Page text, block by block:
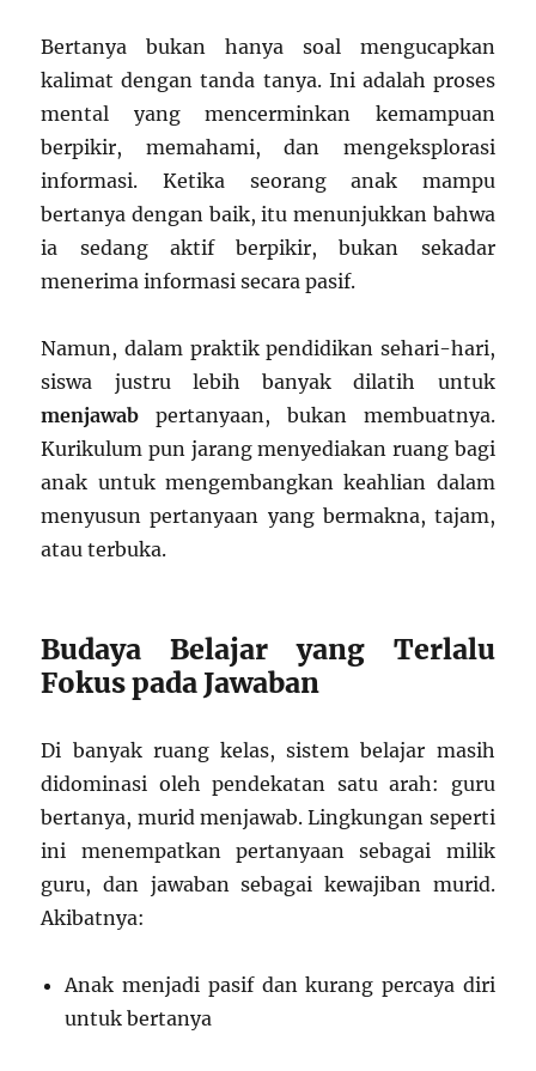
Bertanya bukan hanya soal mengucapkan
kalimat dengan tanda tanya. Ini adalah proses
mental yang mencerminkan kemampuan
berpikir, memahami, dan mengeksplorasi
informasi. Ketika seorang anak mampu
bertanya dengan baik, itu menunjukkan bahwa
ia sedang aktif berpikir, bukan sekadar
menerima informasi secara pasif.
Namun, dalam praktik pendidikan sehari-hari,
siswa justru lebih banyak dilatih untuk
menjawab pertanyaan, bukan membuatnya.
Kurikulum pun jarang menyediakan ruang bagi
anak untuk mengembangkan keahlian dalam
menyusun pertanyaan yang bermakna, tajam,
atau terbuka.
Budaya Belajar yang Terlalu
Fokus pada Jawaban
Di banyak ruang kelas, sistem belajar masih
didominasi oleh pendekatan satu arah: guru
bertanya, murid menjawab. Lingkungan seperti
ini menempatkan pertanyaan sebagai milik
guru, dan jawaban sebagai kewajiban murid.
Akibatnya:
Anak menjadi pasif dan kurang percaya diri
untuk bertanya